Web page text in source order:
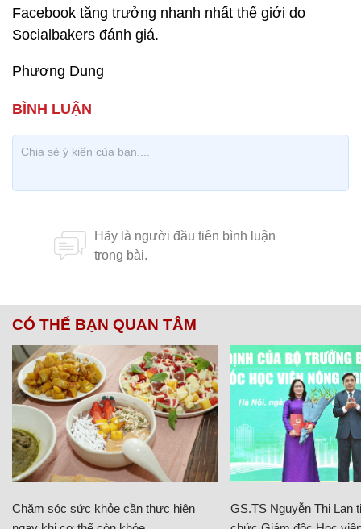
Facebook tăng trưởng nhanh nhất thế giới do
Socialbakers đánh giá.
Phương Dung
CÓ THỂ BẠN QUAN TÂM
Chăm sóc sức khỏe cần thực hiện
GS.TS Nguyễn Thị Lan